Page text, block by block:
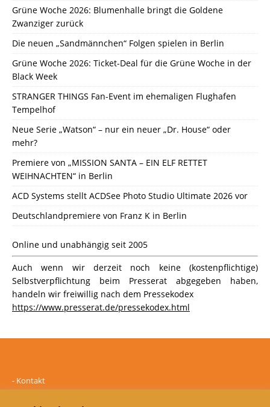
Grüne Woche 2026: Blumenhalle bringt die Goldene
Zwanziger zurück
Die neuen „Sandmännchen“ Folgen spielen in Berlin
Grüne Woche 2026: Ticket-Deal für die Grüne Woche in der
Black Week
STRANGER THINGS Fan-Event im ehemaligen Flughafen
Tempelhof
Neue Serie „Watson“ – nur ein neuer „Dr. House“ oder
mehr?
Premiere von „MISSION SANTA – EIN ELF RETTET
WEIHNACHTEN“ in Berlin
ACD Systems stellt ACDSee Photo Studio Ultimate 2026 vor
Deutschlandpremiere von Franz K in Berlin
Online und unabhängig seit 2005
Auch wenn wir derzeit noch keine (kostenpflichtige)
Selbstverpflichtung beim Presserat abgegeben haben,
handeln wir freiwillig nach dem Pressekodex
https://www.presserat.de/pressekodex.html
- Kontakt
Datenschutz